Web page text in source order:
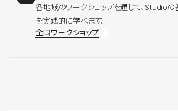
各地域のワークショップを通じて、Studio
を実践的に学べます。
全国ワークショップ